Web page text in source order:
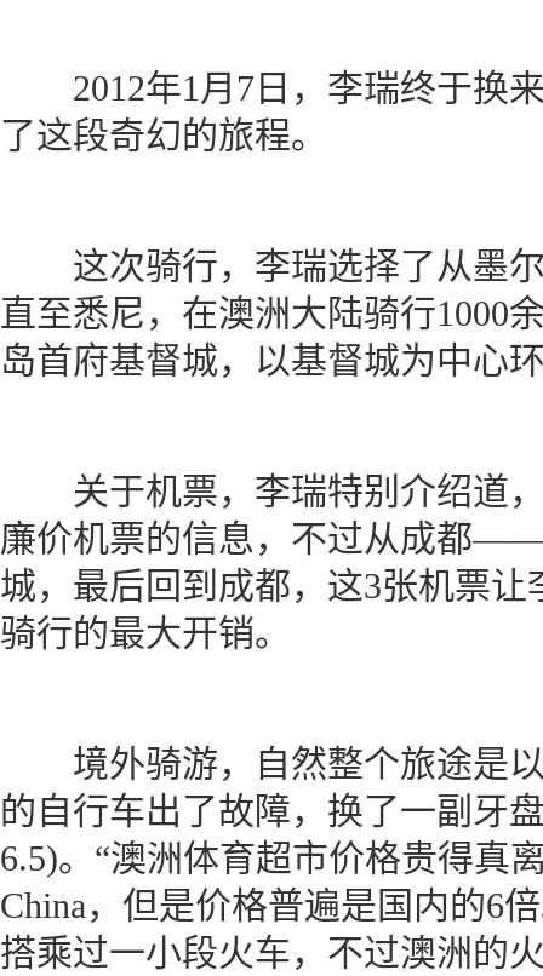
2012年1月7日，李瑞终于换
了这段奇幻的旅程。
这次骑行，李瑞选择了从墨
直至悉尼，在澳洲大陆骑行1000
岛首府基督城，以基督城为中心
关于机票，李瑞特别介绍道
廉价机票的信息，不过从成都
城，最后回到成都，这3张机票
骑行的最大开销。
境外骑游，自然整个旅途是
的自行车出了故障，换了一副牙
6.5)。“澳洲体育超市价格贵得真
China，但是价格普遍是国内的6
搭乘过一小段火车，不过澳洲的